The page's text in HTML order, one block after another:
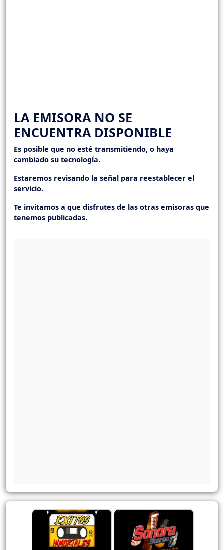
LA EMISORA NO SE
ENCUENTRA DISPONIBLE
Es posible que no esté transmitiendo, o haya
cambiado su tecnología.
Estaremos revisando la señal para reestablecer el
servicio.
Te invitamos a que disfrutes de las otras emisoras que
tenemos publicadas.